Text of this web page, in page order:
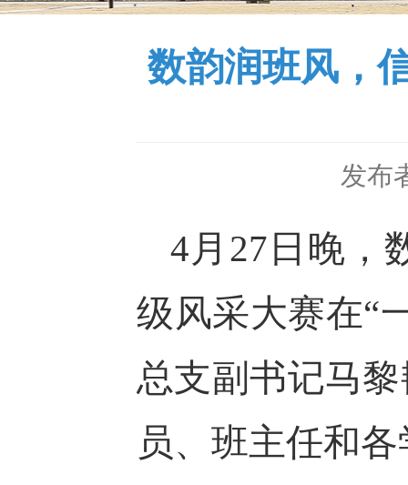
数韵润班风，
发布
4月27日晚，
级风采大赛在“
总支副书记马
员、班主任和